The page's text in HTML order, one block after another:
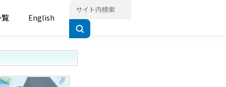
English